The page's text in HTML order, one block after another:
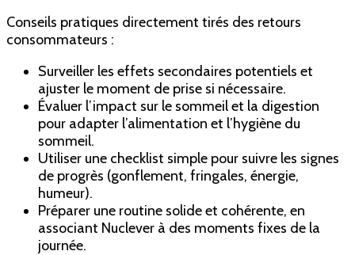
Conseils pratiques directement tirés des retours
consommateurs :
Surveiller les effets secondaires potentiels et
ajuster le moment de prise si nécessaire.
Évaluer l’impact sur le sommeil et la digestion
pour adapter l’alimentation et l’hygiène du
sommeil.
Utiliser une checklist simple pour suivre les signes
de progrès (gonflement, fringales, énergie,
humeur).
Préparer une routine solide et cohérente, en
associant Nuclever à des moments fixes de la
journée.